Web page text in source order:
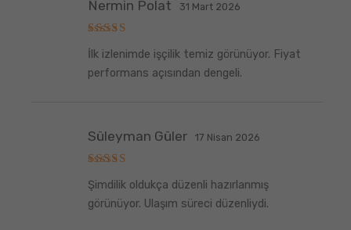
üzerinden
oy aldı
Nermin Polat 31 Mart 2026
İlk izlenimde işçilik temiz görünüyor. Fiyat
performans açısından dengeli.
üzerinden
oy aldı
Süleyman Güler 17 Nisan 2026
Şimdilik oldukça düzenli hazırlanmış
görünüyor. Ulaşım süreci düzenliydi.